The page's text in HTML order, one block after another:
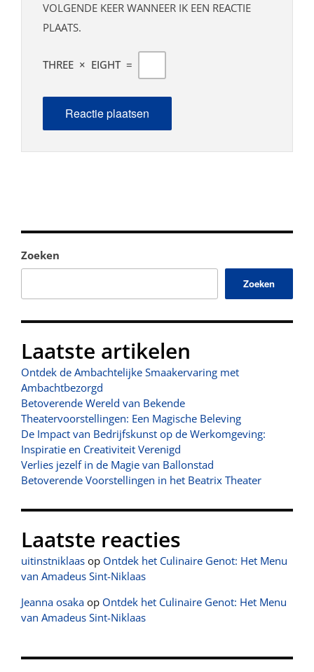
Zoeken
Zoeken
Laatste artikelen
Ontdek de Ambachtelijke Smaakervaring met
Ambachtbezorgd
Betoverende Wereld van Bekende
Theatervoorstellingen: Een Magische Beleving
De Impact van Bedrijfskunst op de Werkomgeving:
Inspiratie en Creativiteit Verenigd
Verlies jezelf in de Magie van Ballonstad
Betoverende Voorstellingen in het Beatrix Theater
Laatste reacties
uitinstniklaas op Ontdek het Culinaire Genot: Het Menu
van Amadeus Sint-Niklaas
Jeanna osaka op Ontdek het Culinaire Genot: Het Menu
van Amadeus Sint-Niklaas
VOLGENDE KEER WANNEER IK EEN REACTIE
PLAATS.
THREE × EIGHT =